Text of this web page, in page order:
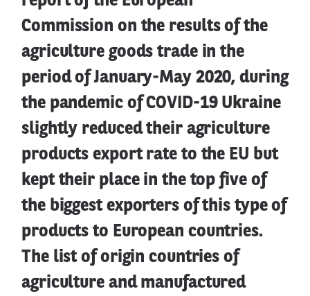
Commission on the results of the
agriculture goods trade in the
period of January-May 2020, during
the pandemic of COVID-19 Ukraine
slightly reduced their agriculture
products export rate to the EU but
kept their place in the top five of
the biggest exporters of this type of
products to European countries.
The list of origin countries of
agriculture and manufactured